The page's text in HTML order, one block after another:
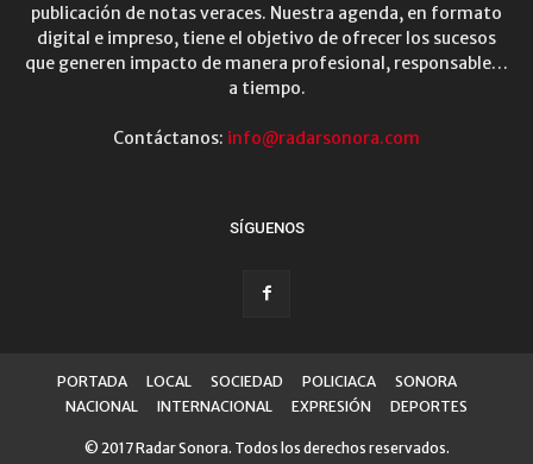
publicación de notas veraces. Nuestra agenda, en formato
digital e impreso, tiene el objetivo de ofrecer los sucesos
que generen impacto de manera profesional, responsable…
a tiempo.
Contáctanos: info@radarsonora.com
SÍGUENOS
PORTADA LOCAL SOCIEDAD POLICIACA
SONORA
NACIONAL
INTERNACIONAL EXPRESIÓN DEPORTES
© 2017 Radar Sonora. Todos los derechos reservados.